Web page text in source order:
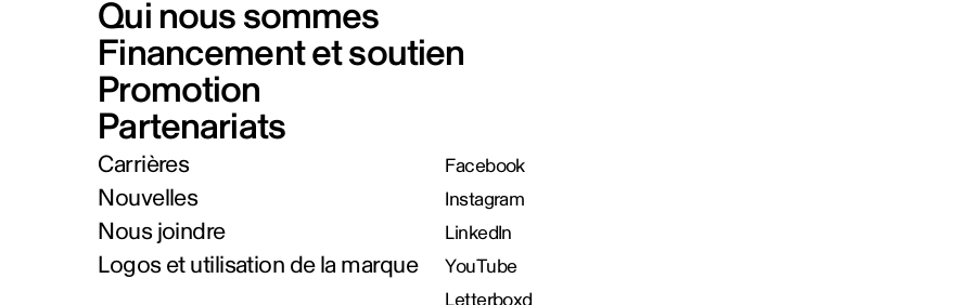
Qui nous sommes
Financement et soutien
Promotion
Partenariats
Carrières
Nouvelles
Nous joindre
Logos et utilisation de la marque
Facebook
Instagram
LinkedIn
YouTube
Letterboxd